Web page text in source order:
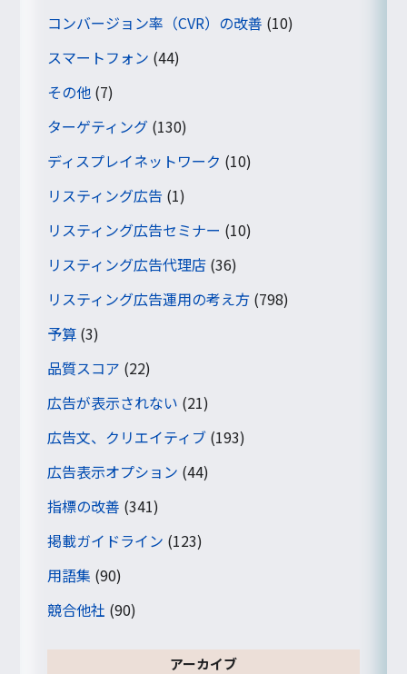
コンバージョン率（CVR）の改善 (10)
スマートフォン (44)
その他 (7)
ターゲティング (130)
ディスプレイネットワーク (10)
リスティング広告 (1)
リスティング広告セミナー (10)
リスティング広告代理店 (36)
リスティング広告運用の考え方 (798)
予算 (3)
品質スコア (22)
広告が表示されない (21)
広告文、クリエイティブ (193)
広告表示オプション (44)
指標の改善 (341)
掲載ガイドライン (123)
用語集 (90)
競合他社 (90)
アーカイブ